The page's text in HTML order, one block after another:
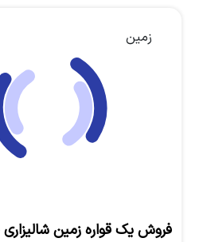
زمین
فروش یک قواره زمین